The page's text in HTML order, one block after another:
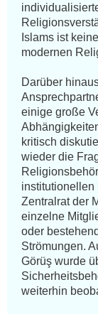
Islams ist
modernen
Darüber
einige große
kritisch
wieder die
institutionellen
Zentralrat der
einzelne
oder
Strömungen.
Görüş wurde
weiterhin